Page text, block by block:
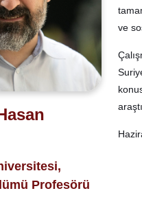
Profesörü
ve